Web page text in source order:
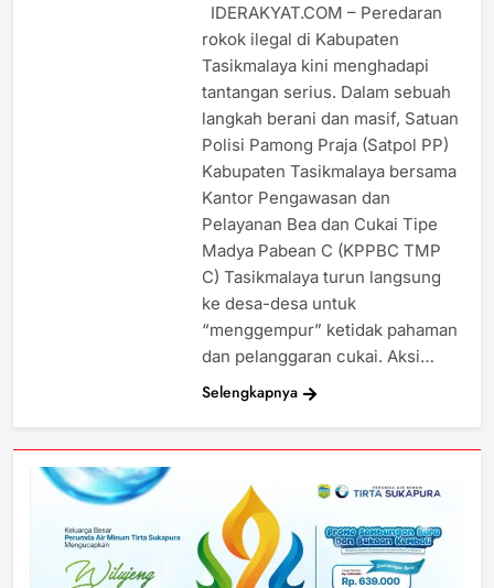
IDERAKYAT.COM – Peredaran
rokok ilegal di Kabupaten
Tasikmalaya kini menghadapi
tantangan serius. Dalam sebuah
langkah berani dan masif, Satuan
Polisi Pamong Praja (Satpol PP)
Kabupaten Tasikmalaya bersama
Kantor Pengawasan dan
Pelayanan Bea dan Cukai Tipe
Madya Pabean C (KPPBC TMP
C) Tasikmalaya turun langsung
ke desa-desa untuk
“menggempur” ketidak pahaman
dan pelanggaran cukai. Aksi…
Selengkapnya